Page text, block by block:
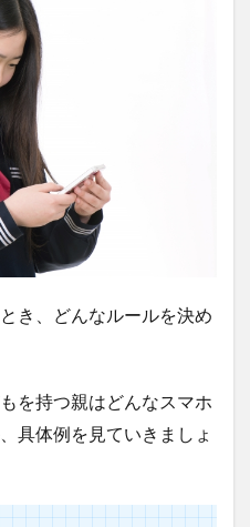
き、どんなルールを決め
を持つ親はどんなスマホ
具体例を見ていきましょ